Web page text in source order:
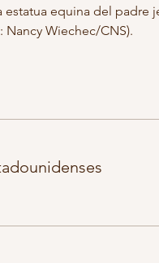
Nancy Wiechec/CNS).